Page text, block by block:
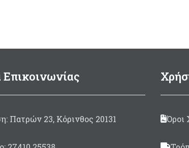
Επικοινωνίας
Πατρών 23, Κόρινθος 20131 Όροι